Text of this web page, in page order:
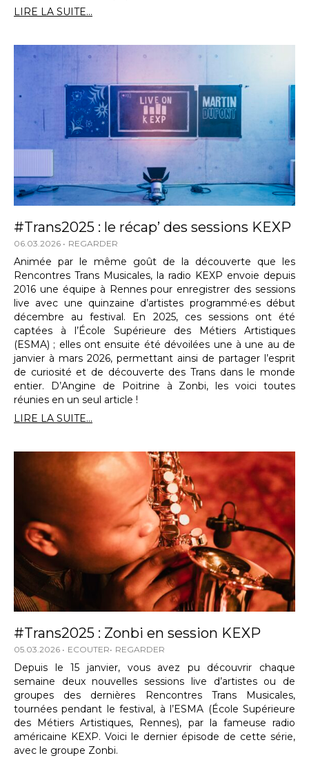
LIRE LA SUITE...
#Trans2025 : le récap’ des sessions KEXP
06.03.2026 REGARDER
Animée par le même goût de la découverte que les
Rencontres Trans Musicales, la radio KEXP envoie depuis
2016 une équipe à Rennes pour enregistrer des sessions
live avec une quinzaine d’artistes programmé·es début
décembre au festival. En 2025, ces sessions ont été
captées à l’École Supérieure des Métiers Artistiques
(ESMA) ; elles ont ensuite été dévoilées une à une au de
janvier à mars 2026, permettant ainsi de partager l’esprit
de curiosité et de découverte des Trans dans le monde
entier. D’Angine de Poitrine à Zonbi, les voici toutes
réunies en un seul article !
LIRE LA SUITE...
#Trans2025 : Zonbi en session KEXP
05.03.2026 ECOUTER REGARDER
Depuis le 15 janvier, vous avez pu découvrir chaque
semaine deux nouvelles sessions live d’artistes ou de
groupes des dernières Rencontres Trans Musicales,
tournées pendant le festival, à l’ESMA (École Supérieure
des Métiers Artistiques, Rennes), par la fameuse radio
américaine KEXP. Voici le dernier épisode de cette série,
avec le groupe Zonbi.